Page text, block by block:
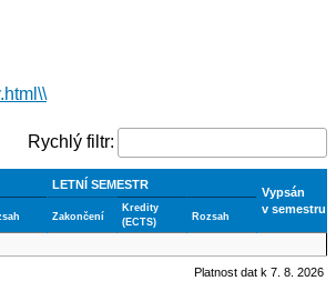
Rychlý filtr:
LETNÍ SEMESTR
Vypsán
v semestru
Zakončení
Kredity
(ECTS)
Rozsah
Platnost dat k 7. 8. 2026